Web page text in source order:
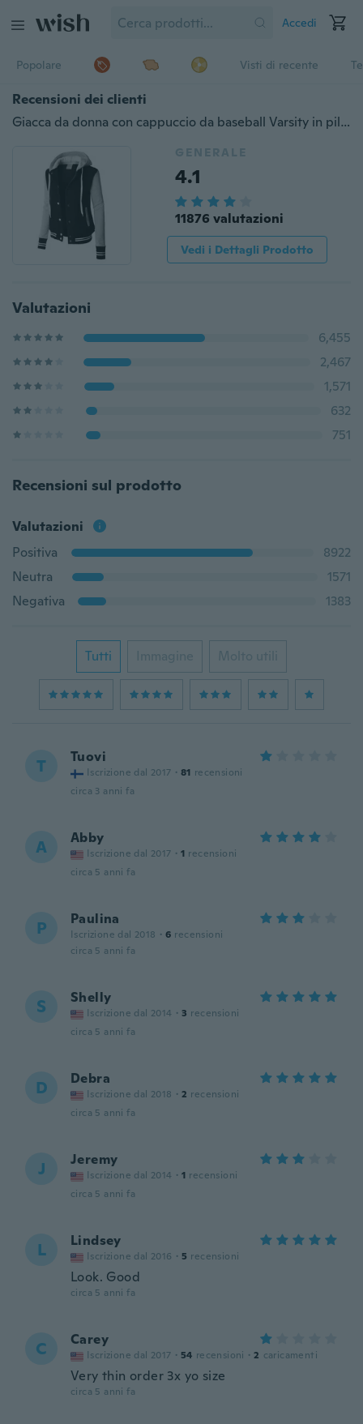
Accedi
Popolare Visti di recente
Recensioni dei clienti
Giacca da donna con cappuccio da baseball Varsity in pile con maniche a contrasto
GENERALE
4.1
11876 valutazioni
Vedi i Dettagli Prodotto
Valutazioni
6,455
2,467
1,571
632
751
Recensioni sul prodotto
Valutazioni
Positiva
8922
Neutra
1571
Negativa
1383
Tutti Immagine Molto utili
T Tuovi
Iscrizione dal 2017 · 81 recensioni
circa 3 anni fa
A Abby
Iscrizione dal 2017 · 1 recensioni
circa 5 anni fa
P Paulina
Iscrizione dal 2018 · 6 recensioni
circa 5 anni fa
S Shelly
Iscrizione dal 2014 · 3 recensioni
circa 5 anni fa
D Debra
Iscrizione dal 2018 · 2 recensioni
circa 5 anni fa
J Jeremy
Iscrizione dal 2014 · 1 recensioni
circa 5 anni fa
L Lindsey
Iscrizione dal 2016 · 5 recensioni
Look. Good
circa 5 anni fa
C Carey
Iscrizione dal 2017 · 54 recensioni · 2 caricamenti
Very thin order 3x yo size
circa 5 anni fa